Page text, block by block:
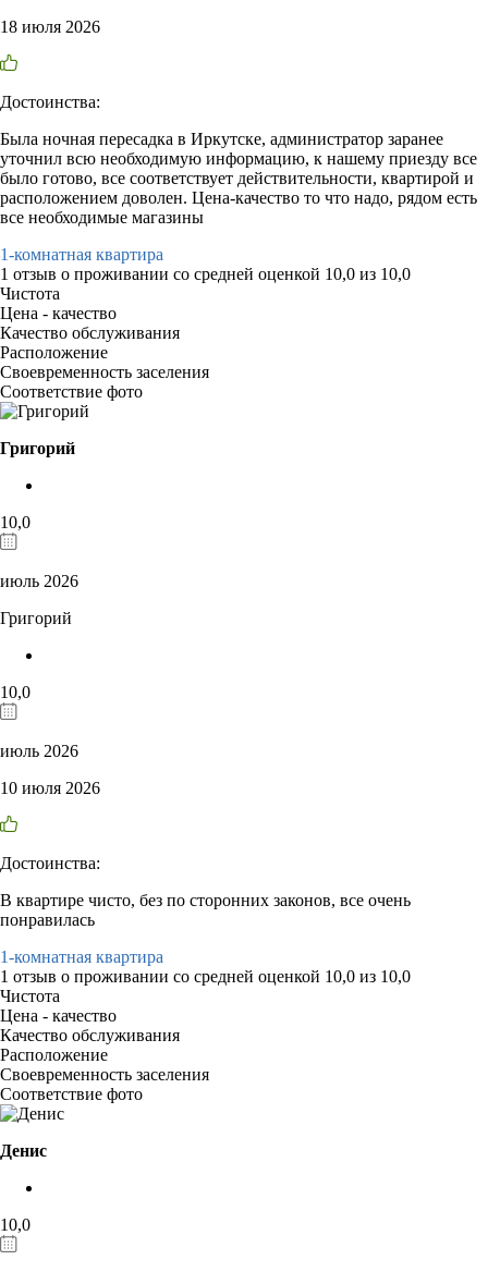
18 июля 2026
Достоинства:
Была ночная пересадка в Иркутске, администратор заранее
уточнил всю необходимую информацию, к нашему приезду все
было готово, все соответствует действительности, квартирой и
расположением доволен. Цена-качество то что надо, рядом есть
все необходимые магазины
1-комнатная квартира
1 отзыв о проживании со средней оценкой 10,0 из 10,0
Чистота
Цена - качество
Качество обслуживания
Расположение
Своевременность заселения
Соответствие фото
Григорий
10,0
июль 2026
Григорий
10,0
июль 2026
10 июля 2026
Достоинства:
В квартире чисто, без по сторонних законов, все очень
понравилась
1-комнатная квартира
1 отзыв о проживании со средней оценкой 10,0 из 10,0
Чистота
Цена - качество
Качество обслуживания
Расположение
Своевременность заселения
Соответствие фото
Денис
10,0